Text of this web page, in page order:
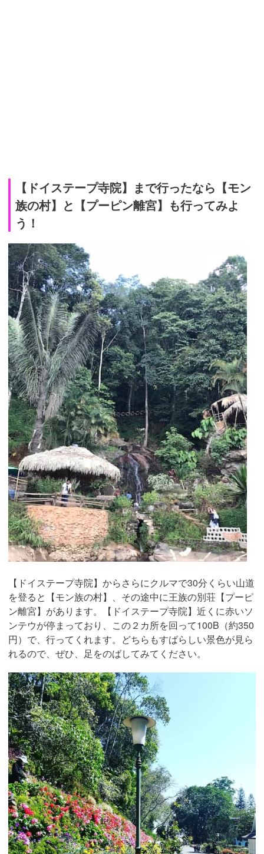
【ドイステープ寺院】まで行ったなら【モン
族の村】と【プーピン離宮】も行ってみよ
う！
【ドイステープ寺院】からさらにクルマで30分くらい山道
を登ると【モン族の村】、その途中に王族の別荘【プーピ
ン離宮】があります。【ドイステープ寺院】近くに赤いソ
ンテウが停まっており、この２カ所を回って100B（約350
円）で、行ってくれます。どちらもすばらしい景色が見ら
れるので、ぜひ、足をのばしてみてください。